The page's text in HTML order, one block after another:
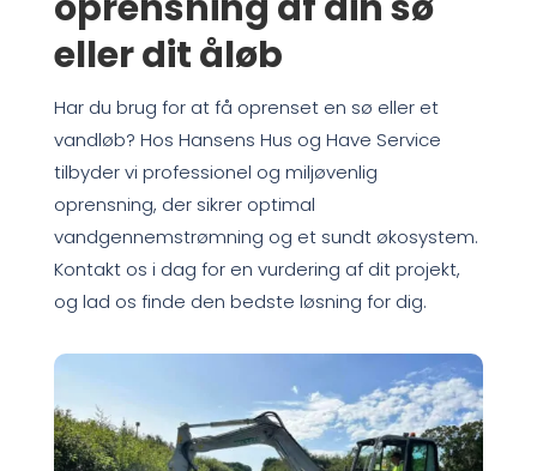
eller dit åløb
Har du brug for at få oprenset en sø eller et
vandløb? Hos Hansens Hus og Have Service
tilbyder vi professionel og miljøvenlig
oprensning, der sikrer optimal
vandgennemstrømning og et sundt økosystem.
Kontakt os i dag for en vurdering af dit projekt,
og lad os finde den bedste løsning for dig.